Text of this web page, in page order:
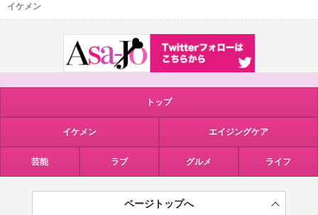
イケメン
トップ
イケメン エイジングケア
芸能 ラブ グルメ ライフ
ページトップへ